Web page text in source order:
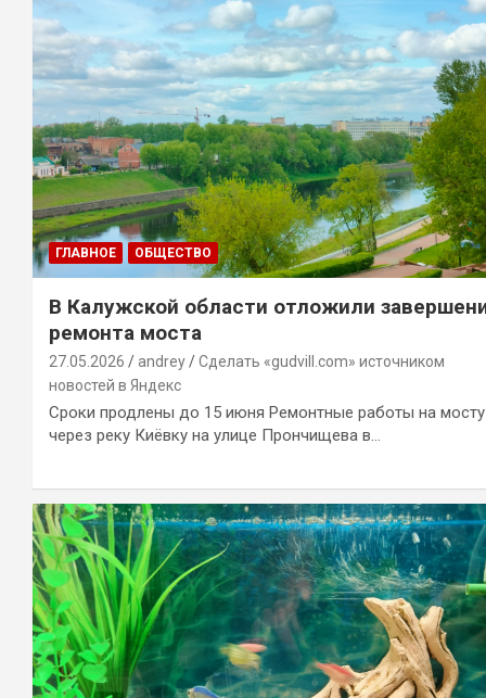
ГЛАВНОЕ ОБЩЕСТВО
В Калужской области отложили
ремонта моста
27.05.2026 andrey
Сделать «gudvill.com» источником
новостей в Яндекс
Сроки продлены до 15 июня Ремонтные работы на мосту
через реку Киёвку на улице Прончищева в…